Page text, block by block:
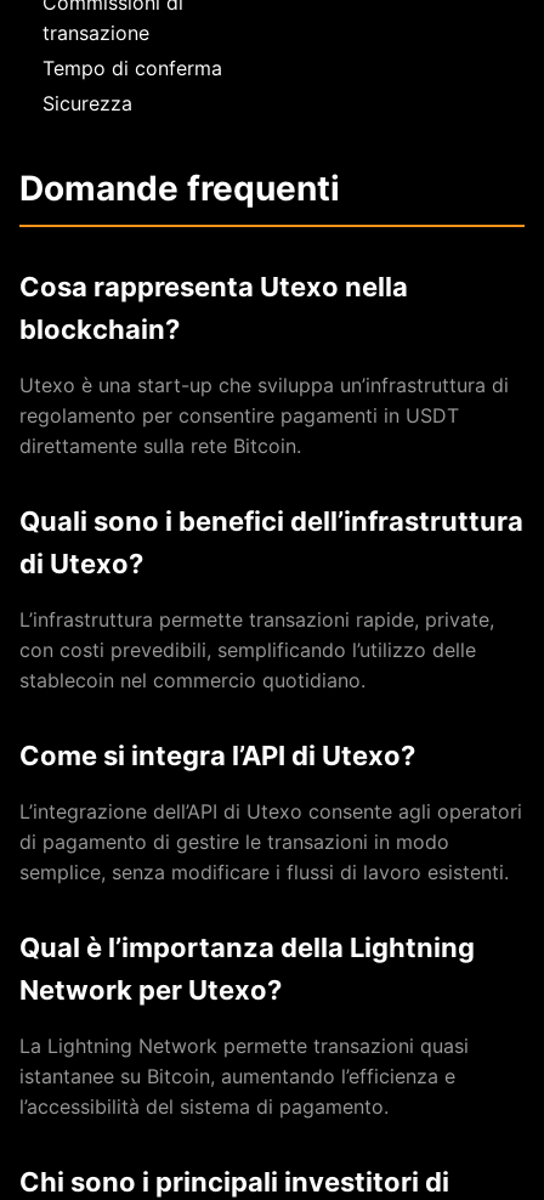
transazione
Tempo di conferma
Sicurezza
Domande frequenti
Cosa rappresenta Utexo nella
blockchain?
Utexo è una start-up che sviluppa un’infrastruttura di
regolamento per consentire pagamenti in USDT
direttamente sulla rete Bitcoin.
Quali sono i benefici dell’infrastruttura
di Utexo?
L’infrastruttura permette transazioni rapide, private,
con costi prevedibili, semplificando l’utilizzo delle
stablecoin nel commercio quotidiano.
Come si integra l’API di Utexo?
L’integrazione dell’API di Utexo consente agli operatori
di pagamento di gestire le transazioni in modo
semplice, senza modificare i flussi di lavoro esistenti.
Qual è l’importanza della Lightning
Network per Utexo?
La Lightning Network permette transazioni quasi
istantanee su Bitcoin, aumentando l’efficienza e
l’accessibilità del sistema di pagamento.
Chi sono i principali investitori di